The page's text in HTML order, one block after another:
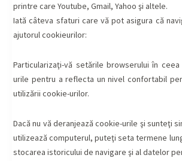
printre care Youtube, Gmail, Yahoo şi altele.
Iată câteva sfaturi care vă pot asigura că
ajutorul cookieurilor:
Particularizaţi-vă setările browserului în
urile pentru a reflecta un nivel confortabil
utilizării cookie-urilor.
Dacă nu vă deranjează cookie-urile şi sunteţi
utilizează computerul, puteţi seta termene
stocarea istoricului de navigare şi al datelor